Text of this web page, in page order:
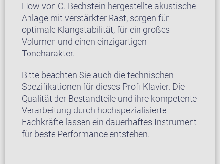
How von C. Bechstein hergestellte akustische
Anlage mit verstärkter Rast, sorgen für
optimale Klangstabilität, für ein großes
Volumen und einen einzigartigen
Toncharakter.
Bitte beachten Sie auch die technischen
Spezifikationen für dieses Profi-Klavier. Die
Qualität der Bestandteile und ihre kompetente
Verarbeitung durch hochspezialisierte
Fachkräfte lassen ein dauerhaftes Instrument
für beste Performance entstehen.